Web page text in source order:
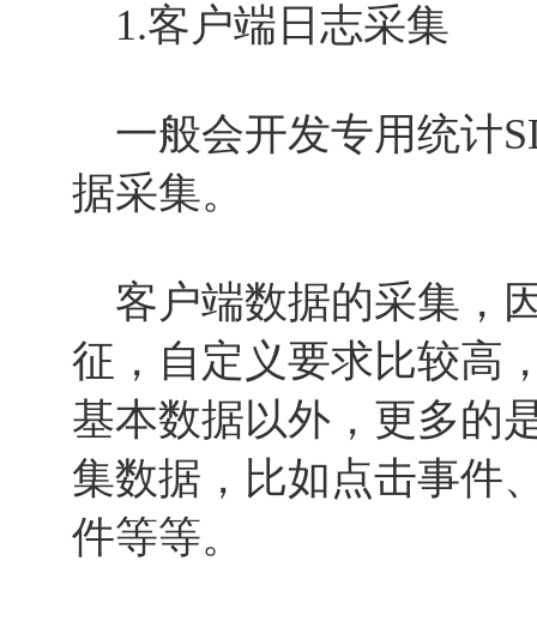
1.客户端日志采集
一般会开发专用统计
据采集。
客户端数据的采集，
征，自定义要求比较高
基本数据以外，更多的
集数据，比如点击事件
件等等。